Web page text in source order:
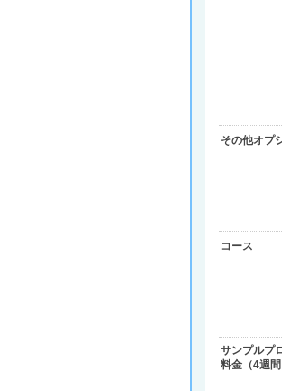
その他オプ
コース
サンプルプ
料金（4週間